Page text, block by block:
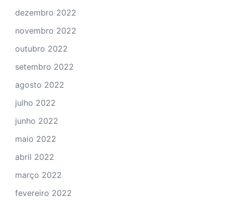
dezembro 2022
novembro 2022
outubro 2022
setembro 2022
agosto 2022
julho 2022
junho 2022
maio 2022
abril 2022
março 2022
fevereiro 2022